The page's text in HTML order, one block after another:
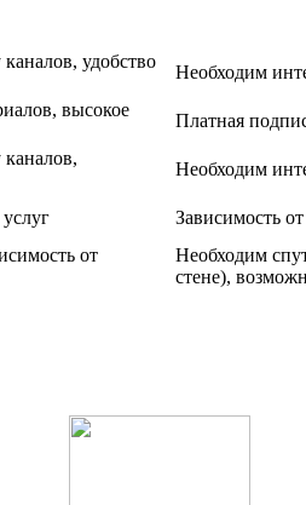
удобство
Необходим
высокое
Платная
Необходим
Зависимость
от
Необходим
стене),